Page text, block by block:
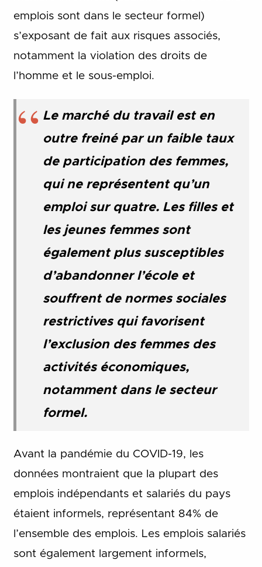
emplois sont dans le secteur formel)
s’exposant de fait aux risques associés,
notamment la violation des droits de
l’homme et le sous-emploi.
Le marché du travail est en
outre freiné par un faible taux
de participation des femmes,
qui ne représentent qu’un
emploi sur quatre. Les filles et
les jeunes femmes sont
également plus susceptibles
d’abandonner l’école et
souffrent de normes sociales
restrictives qui favorisent
l’exclusion des femmes des
activités économiques,
notamment dans le secteur
formel.
Avant la pandémie du COVID-19, les
données montraient que la plupart des
emplois indépendants et salariés du pays
étaient informels, représentant 84% de
l’ensemble des emplois. Les emplois salariés
sont également largement informels,